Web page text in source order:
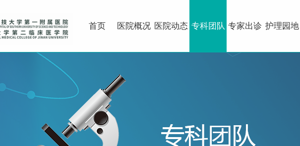
首页 医院概况 医院动态 专科团队 专家出诊 护理园地